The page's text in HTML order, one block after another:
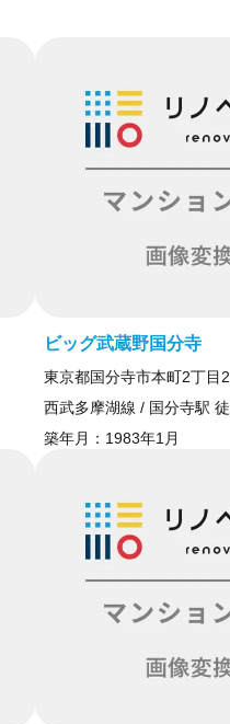
ビッグ武蔵野国分寺
東京都国分寺市本町2丁目
西武多摩湖線 / 国分寺駅
築年月： 1983年1月